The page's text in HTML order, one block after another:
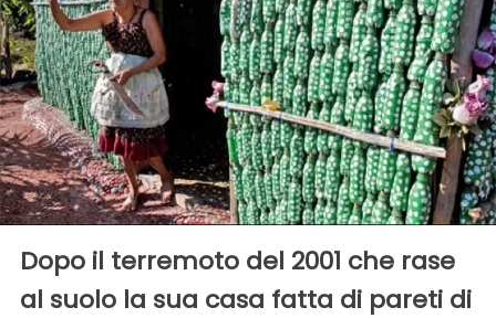
Dopo il terremoto del 2001 che rase
al suolo la sua casa fatta di pareti di